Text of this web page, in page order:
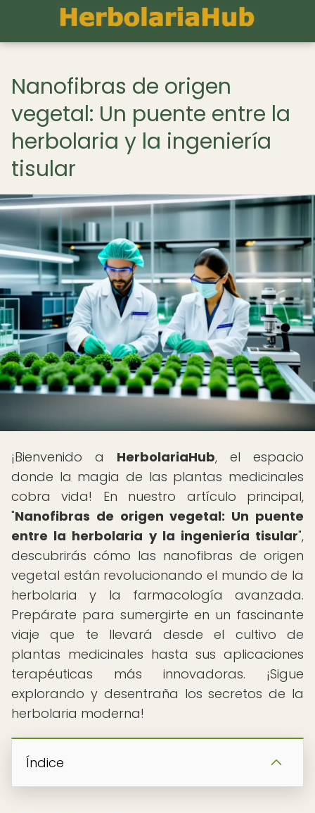
Nanofibras de origen
vegetal: Un puente entre la
herbolaria y la ingeniería
tisular
¡Bienvenido a HerbolariaHub, el espacio
donde la magia de las plantas medicinales
cobra vida! En nuestro artículo principal,
"Nanofibras de origen vegetal: Un puente
entre la herbolaria y la ingeniería tisular",
descubrirás cómo las nanofibras de origen
vegetal están revolucionando el mundo de la
herbolaria y la farmacología avanzada.
Prepárate para sumergirte en un fascinante
viaje que te llevará desde el cultivo de
plantas medicinales hasta sus aplicaciones
terapéuticas más innovadoras. ¡Sigue
explorando y desentraña los secretos de la
herbolaria moderna!
Índice